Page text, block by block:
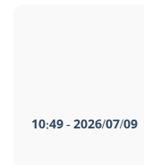
2026/07/09 - 10:49